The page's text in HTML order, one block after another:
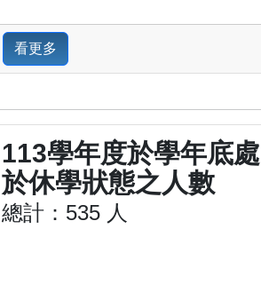
看更多
113學年度於學年底處
於休學狀態之人數
總計：535 人